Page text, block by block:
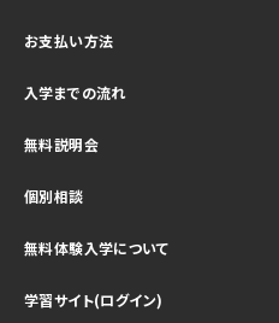
お支払い方法
入学までの流れ
無料説明会
個別相談
無料体験入学について
学習サイト(ログイン)